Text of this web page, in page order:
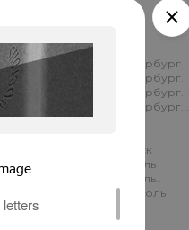
Самара..
Санкт-Петербург
Санкт-Петербург.
Санкт-Петербург..
Санкт-Петербург...
Саранск
Саяногорск
Севастополь
Севастополь..
Симферополь